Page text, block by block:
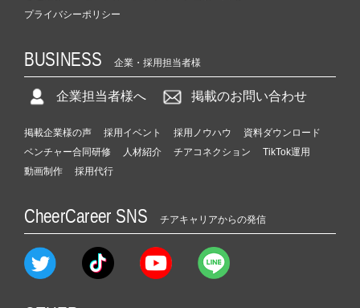
プライバシーポリシー
BUSINESS 企業・採用担当者様
企業担当者様へ 掲載のお問い合わせ
掲載企業様の声 採用イベント 採用ノウハウ
資料ダウンロード
ベンチャー合同研修
人材紹介 チアコネクション
TikTok運用
動画制作
採用代行
CheerCareer SNS チアキャリアからの発信